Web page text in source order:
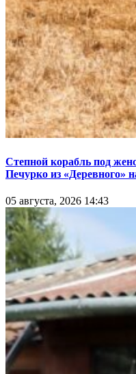
Степной корабль под
Печурко из «Деревного»
05 августа, 2026 14:43